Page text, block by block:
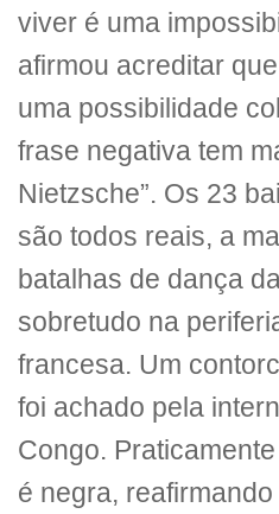
viver é uma
afirmou acreditar
uma possibilidade
frase negativa tem
Nietzsche”. Os 23
são todos reais, a
batalhas de dança
sobretudo na
francesa. Um
foi achado pela
Congo.
é negra,